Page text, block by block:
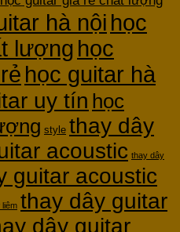
hà nội học
lượng học
học guitar hà
uy tín học
style thay dây
acoustic thay dây
guitar acoustic
thay dây guitar
dây guitar